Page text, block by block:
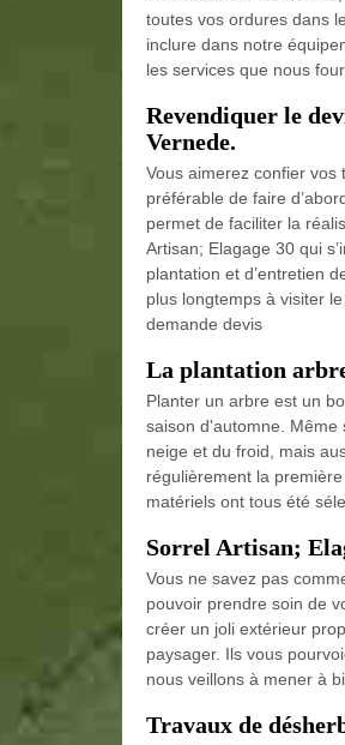
toutes vos ordures dans
inclure dans notre
les services que nous
Revendiquer le
Vernede.
Vous aimerez confier vos
préférable de faire
permet de faciliter la
Artisan; Elagage 30 qui
plantation et d’entretien
plus longtemps à visiter
demande devis
La plantation
Planter un arbre est un
saison d'automne. Même
neige et du froid, mais
régulièrement la
matériels ont tous été
Sorrel Artisan;
Vous ne savez pas
pouvoir prendre soin de
créer un joli extérieur
paysager. Ils vous
nous veillons à mener à
Travaux de